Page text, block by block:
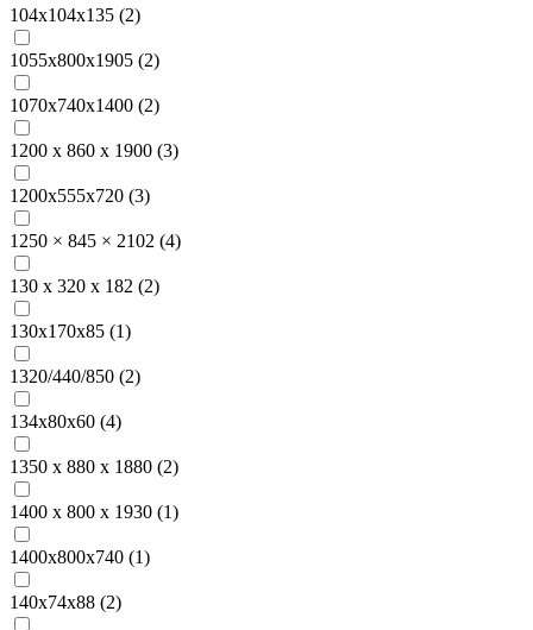
104х104х135 (2)
1055x800x1905 (2)
1070x740x1400 (2)
1200 х 860 х 1900 (3)
1200x555x720 (3)
1250 × 845 × 2102 (4)
130 x 320 x 182 (2)
130х170х85 (1)
1320/440/850 (2)
134x80x60 (4)
1350 х 880 х 1880 (2)
1400 х 800 х 1930 (1)
1400x800х740 (1)
140x74x88 (2)